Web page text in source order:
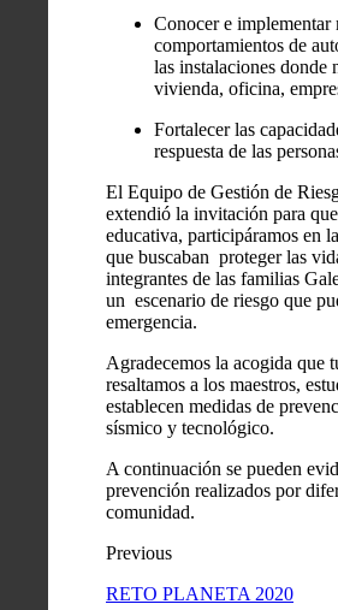
Conocer e implementar
comportamientos de
las instalaciones donde
vivienda, oficina,
Fortalecer las
respuesta de las
El Equipo de Gestión de
extendió la invitación para
educativa, participáramos en
que buscaban proteger las
integrantes de las familias
un escenario de riesgo que
emergencia.
Agradecemos la acogida que
resaltamos a los maestros,
establecen medidas de
sísmico y tecnológico.
A continuación se pueden
prevención realizados por
comunidad.
Previous
RETO PLANETA 2020